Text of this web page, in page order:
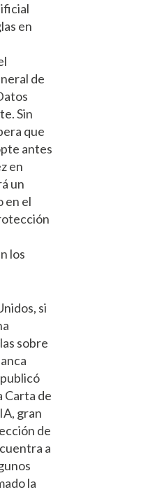
en
de
Sin
que
antes
en
un
en el
los
si
sobre
Carta de
gran
de
a
la